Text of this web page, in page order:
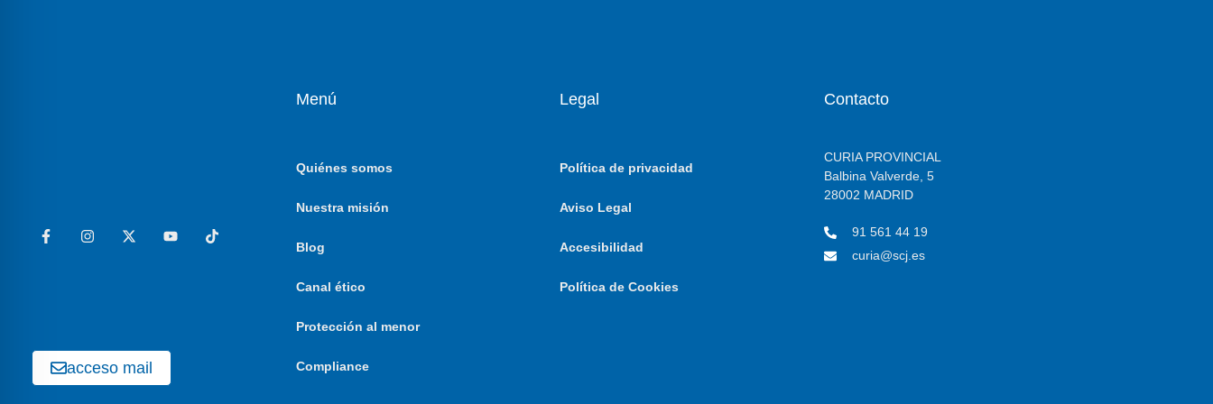
acceso mail
Menú
Quiénes somos
Nuestra misión
Blog
Canal ético
Protección al menor
Compliance
Legal
Política de privacidad
Aviso Legal
Accesibilidad
Política de Cookies
Contacto
CURIA PROVINCIAL
Balbina Valverde, 5
28002 MADRID
91 561 44 19
curia@scj.es